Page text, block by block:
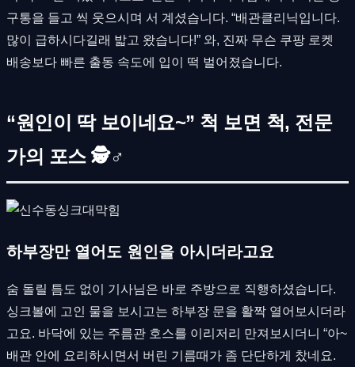
구통을 들고 씩 웃으시며 서 계셨습니다. “배관클리닉입니다.
많이 급하시다길래 밟고 왔습니다!” 와, 진짜 무슨 쿠팡 로켓
배송보다 빠른 출동 속도에 입이 떡 벌어졌습니다.
“원인이 딱 보이네요~” 척 보면 척, 전문
가의 포스 🕵♂
하부장만 열어도 원인을 아시더라고요
숨 돌릴 틈도 없이 기사님은 바로 주방으로 직행하셨습니다.
싱크볼에 고인 물을 보시고는 하부장 문을 활짝 열어보시더라
고요. 바닥에 있는 주름관 호스를 이리저리 만져보시더니 “아~
배관 안에 요리하시면서 버린 기름때가 좀 단단하게 찼네요.